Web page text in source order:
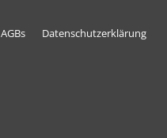
AGBs
Datenschutzerklärung